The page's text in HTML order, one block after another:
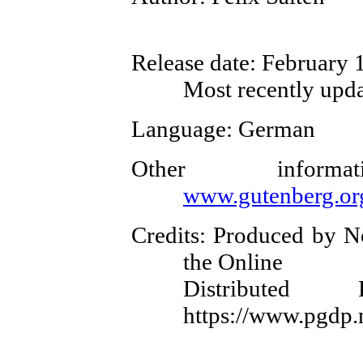
Release date: February
Most recently
Language: German
Other
Credits: Produced by
the Online
Distributed
https://